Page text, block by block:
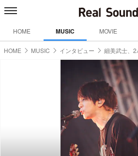
HOME MUSIC MOVIE
HOME MUSIC インタビュー 細美武士、